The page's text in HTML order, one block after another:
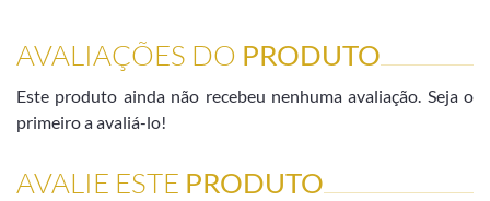
AVALIAÇÕES DO PRODUTO
Este produto ainda não recebeu nenhuma avaliação. Seja o
primeiro a avaliá-lo!
AVALIE ESTE PRODUTO